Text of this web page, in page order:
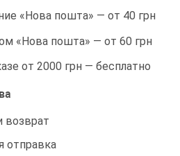
«Нова пошта» — от 40 грн
«Нова пошта» — от 60 грн
от 2000 грн — бесплатно
возврат
отправка